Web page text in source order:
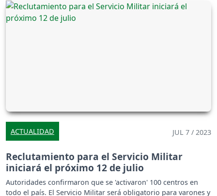
ACTUALIDAD JUL 7 / 2023
Reclutamiento para el Servicio Militar
iniciará el próximo 12 de julio
Autoridades confirmaron que se 'activaron' 100 centros en
todo el país. El Servicio Militar será obligatorio para varones y